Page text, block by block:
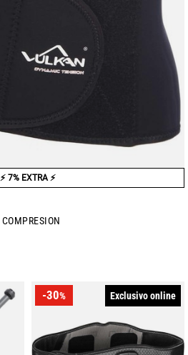
⚡ 7% EXTRA ⚡
-30% Exclusivo online